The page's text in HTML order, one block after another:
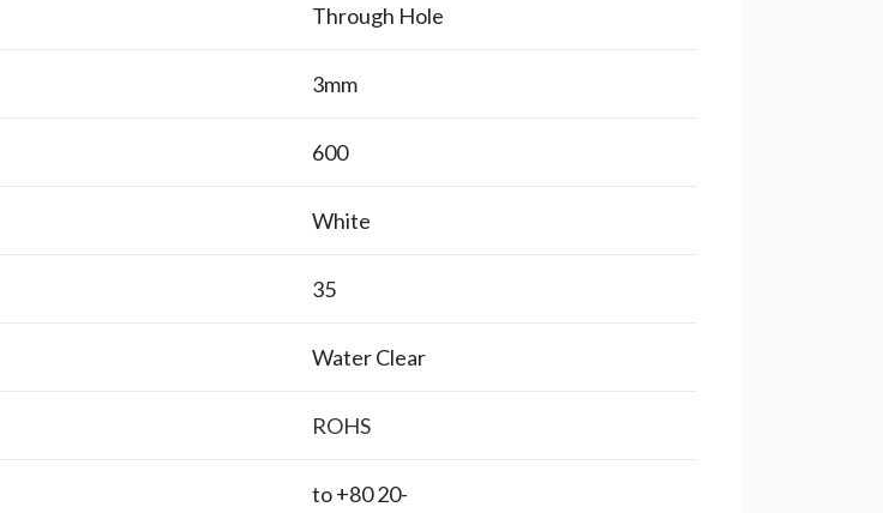
Through Hole
3mm
600
White
35
Water Clear
ROHS
-20 to +80